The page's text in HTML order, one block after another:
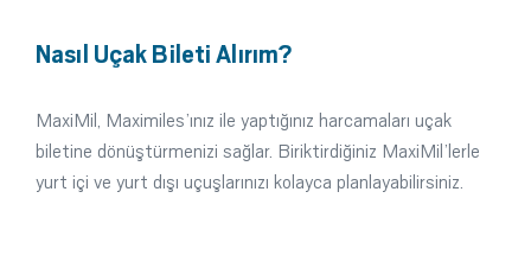
Nasıl Uçak Bileti Alırım?
MaxiMil, Maximiles’ınız ile yaptığınız harcamaları uçak
biletine dönüştürmenizi sağlar. Biriktirdiğiniz MaxiMil’lerle
yurt içi ve yurt dışı uçuşlarınızı kolayca planlayabilirsiniz.